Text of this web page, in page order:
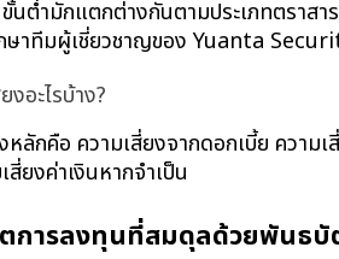
นต่ำมักแตกต่างกันตามประเภทตราส
ษาทีมผู้เชี่ยวชาญของ Yuanta
งอะไรบ้าง?
หลักคือ ความเสี่ยงจากดอกเบี้ย ความ
ยงค่าเงินหากจำเป็น
การลงทุนที่สมดุลด้วยพันธบั